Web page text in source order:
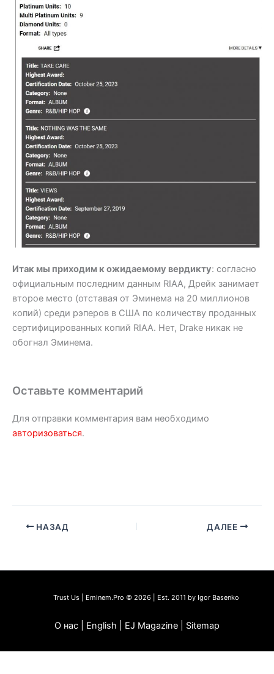
Итак мы приходим к ожидаемому вердикту: согласно
официальным последним данным RIAA, Дрейк занимает
второе место (отставая от Эминема на 20 миллионов
копий) среди рэперов в США по количеству проданных
сертифицированных копий RIAA. Нет, Drake никак не
обогнал Эминема.
Оставьте комментарий
Для отправки комментария вам необходимо
авторизоваться.
НАЗАД ДАЛЕЕ
Trust Us | Eminem.Pro © 2026 | Est. 2011 by Igor Basenko
О нас | English | EJ Magazine | Sitemap